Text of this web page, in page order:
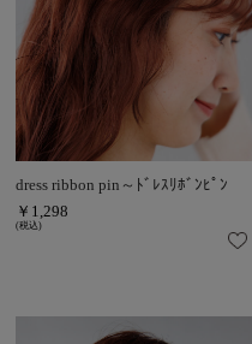
dress ribbon pin～ﾄﾞﾚｽﾘﾎﾞﾝﾋﾟﾝ
￥1,298
(税込)